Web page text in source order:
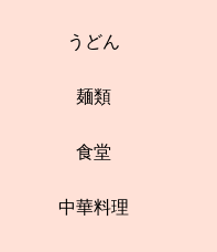
うどん
麺類
食堂
中華料理